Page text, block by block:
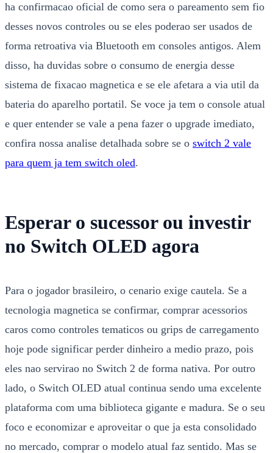
ha confirmacao oficial de como sera o pareamento sem fio
desses novos controles ou se eles poderao ser usados de
forma retroativa via Bluetooth em consoles antigos. Alem
disso, ha duvidas sobre o consumo de energia desse
sistema de fixacao magnetica e se ele afetara a via util da
bateria do aparelho portatil. Se voce ja tem o console atual
e quer entender se vale a pena fazer o upgrade imediato,
confira nossa analise detalhada sobre se o switch 2 vale
para quem ja tem switch oled.
Esperar o sucessor ou investir
no Switch OLED agora
Para o jogador brasileiro, o cenario exige cautela. Se a
tecnologia magnetica se confirmar, comprar acessorios
caros como controles tematicos ou grips de carregamento
hoje pode significar perder dinheiro a medio prazo, pois
eles nao servirao no Switch 2 de forma nativa. Por outro
lado, o Switch OLED atual continua sendo uma excelente
plataforma com uma biblioteca gigante e madura. Se o seu
foco e economizar e aproveitar o que ja esta consolidado
no mercado, comprar o modelo atual faz sentido. Mas se